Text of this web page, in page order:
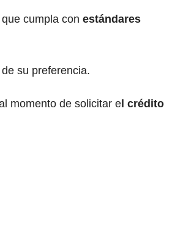
cumpla con estándares
de su preferencia.
momento de solicitar e l crédito